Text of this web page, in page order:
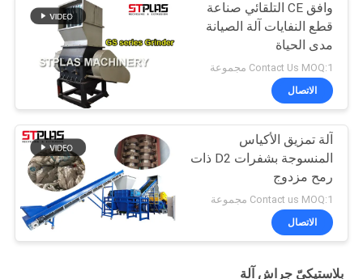
وافق CE التلقائي صناعة
قطع النفايات آلة الصيانة
مدى الحياة
Contact Us MOQ:1 مجموعة
الاتصال
آلة تمزيق الأكياس
المنسوجة بشفرات D2 ذات
رمح مزدوج
Contact us MOQ:1 مجموعة
الاتصال
بلاستيكيّ جراش آلة